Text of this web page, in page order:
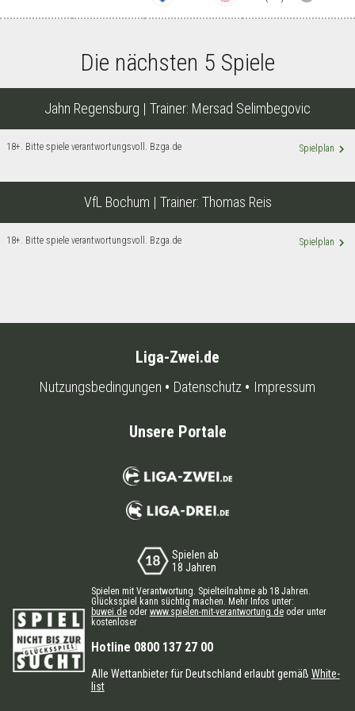
Die nächsten 5 Spiele
Jahn Regensburg | Trainer: Mersad Selimbegovic
18+. Bitte spiele verantwortungsvoll. Bzga.de Spielplan keyboard_arrow_right
VfL Bochum | Trainer: Thomas Reis
18+. Bitte spiele verantwortungsvoll. Bzga.de Spielplan keyboard_arrow_right
Liga-Zwei.de
Nutzungsbedingungen Datenschutz Impressum
Unsere Portale
Spielen ab
18 Jahren
Spielen mit Verantwortung. Spielteilnahme ab 18 Jahren.
Glücksspiel kann süchtig machen. Mehr Infos unter:
buwei.deoder www.spielen-mit-verantwortung.deoder unter
kostenloser
Hotline 0800 137 27 00
Alle Wettanbieter für Deutschland erlaubt gemäß White-
list